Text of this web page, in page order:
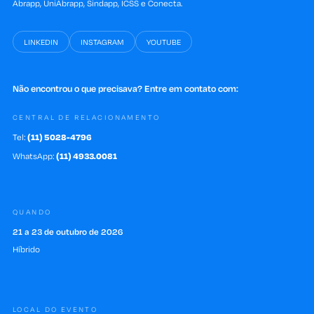
Abrapp, UniAbrapp, Sindapp, ICSS e Conecta.
LINKEDIN INSTAGRAM YOUTUBE
Não encontrou o que precisava? Entre em contato com:
CENTRAL DE RELACIONAMENTO
Tel: (11) 5028-4796
WhatsApp: (11) 4933.0081
QUANDO
21 a 23 de outubro de 2026
Híbrido
LOCAL DO EVENTO